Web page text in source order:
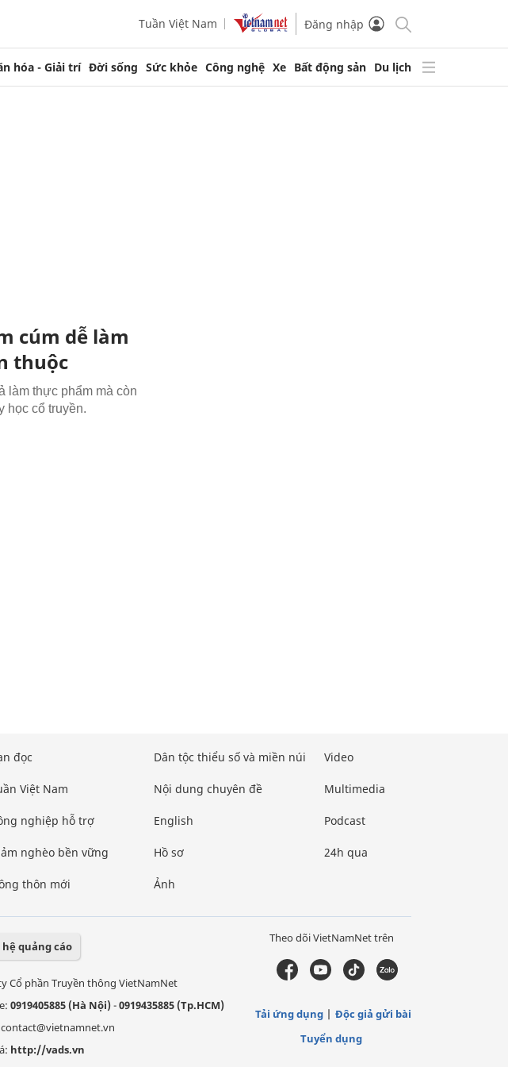
Tuần Việt Nam Đăng nhập
hóa - Giải trí Đời sống Sức khỏe Công nghệ Xe Bất động sản Du lịch
cúm dễ làm
thuộc
làm thực phẩm mà còn
học cổ truyền.
đọc
Việt Nam
nghiệp hỗ trợ
nghèo bền vững
thôn mới
Dân tộc thiểu số và miền núi
Nội dung chuyên đề
English
Hồ sơ
Ảnh
Video
Multimedia
Podcast
24h qua
hệ quảng cáo
Cổ phần Truyền thông VietNamNet
0919405885 (Hà Nội)-0919435885 (Tp.HCM)
contact@vietnamnet.vn
http://vads.vn
Theo dõi VietNamNet trên
Tải ứng dụng
Độc giả gửi bài
Tuyển dụng